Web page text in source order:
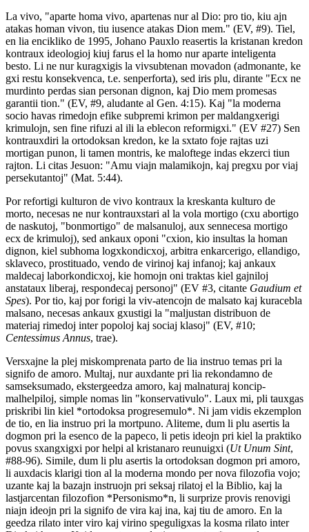
La vivo, "aparte homa vivo, apartenas nur al Dio: pro tio, kiu ajn
atakas homan vivon, tiu iusence atakas Dion mem." (EV, #9). Tiel,
en lia encikliko de 1995, Johano Pauxlo reasertis la kristanan kredon
kontraux ideologioj kiuj farus el la homo nur aparte inteligenta
besto. Li ne nur kuragxigis la vivsubtenan movadon (admonante, ke
gxi restu konsekvenca, t.e. senperforta), sed iris plu, dirante "Ecx ne
murdinto perdas sian personan dignon, kaj Dio mem promesas
garantii tion." (EV, #9, aludante al Gen. 4:15). Kaj "la moderna
socio havas rimedojn efike subpremi krimon per maldangxerigi
krimulojn, sen fine rifuzi al ili la eblecon reformigxi." (EV #27) Sen
kontrauxdiri la ortodoksan kredon, ke la sxtato foje rajtas uzi
mortigan punon, li tamen montris, ke maloftege indas ekzerci tiun
rajton. Li citas Jesuon: "Amu viajn malamikojn, kaj pregxu por viaj
persekutantoj" (Mat. 5:44).
Por refortigi kulturon de vivo kontraux la kreskanta kulturo de
morto, necesas ne nur kontrauxstari al la vola mortigo (cxu abortigo
de naskutoj, "bonmortigo" de malsanuloj, aux sennecesa mortigo
ecx de krimuloj), sed ankaux oponi "cxion, kio insultas la homan
dignon, kiel subhoma logxkondicxoj, arbitra enkarcerigo, ellandigo,
sklaveco, prostituado, vendo de virinoj kaj infanoj; kaj ankaux
maldecaj laborkondicxoj, kie homojn oni traktas kiel gajniloj
anstataux liberaj, respondecaj personoj" (EV #3, citante Gaudium et
Spes). Por tio, kaj por forigi la viv-atencojn de malsato kaj kuracebla
malsano, necesas ankaux gxustigi la "maljustan distribuon de
materiaj rimedoj inter popoloj kaj sociaj klasoj" (EV, #10;
Centessimus Annus, trae).
Versxajne la plej miskomprenata parto de lia instruo temas pri la
signifo de amoro. Multaj, nur auxdante pri lia rekondamno de
samseksumado, ekstergeedza amoro, kaj malnaturaj koncip-
malhelpiloj, simple nomas lin "konservativulo". Laux mi, pli tauxgas
priskribi lin kiel *ortodoksa progresemulo*. Ni jam vidis ekzemplon
de tio, en lia instruo pri la mortpuno. Aliteme, dum li plu asertis la
dogmon pri la esenco de la papeco, li petis ideojn pri kiel la praktiko
povus sxangxigxi por helpi al kristanaro reunuigxi (Ut Unum Sint,
#88-96). Simile, dum li plu asertis la ortodoksan dogmon pri amoro,
li auxdacis klarigi tion al la moderna mondo per nova filozofia vojo;
uzante kaj la bazajn instruojn pri seksaj rilatoj el la Biblio, kaj la
lastjarcentan filozofion *Personismo*n, li surprize provis renovigi
niajn ideojn pri la signifo de vira kaj ina, kaj tiu de amoro. En la
geedza rilato inter viro kaj virino speguligxas la kosma rilato inter